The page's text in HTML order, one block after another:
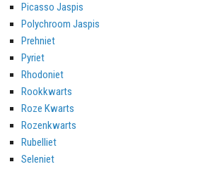
Picasso Jaspis
Polychroom Jaspis
Prehniet
Pyriet
Rhodoniet
Rookkwarts
Roze Kwarts
Rozenkwarts
Rubelliet
Seleniet